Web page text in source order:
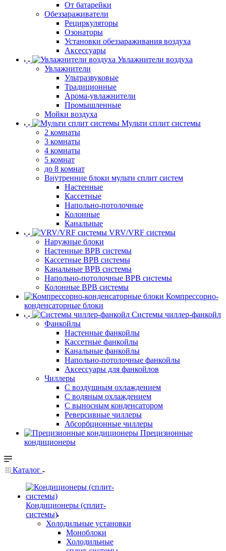
От батарейки
Обеззараживатели
Рециркуляторы
Озонаторы
Установки обеззараживания воздуха
Аксессуары
Увлажнители воздуха
Увлажнители
Ультразвуковые
Традиционные
Арома-увлажнители
Промышленные
Мойки воздуха
Мульти сплит системы
2 комнаты
3 комнаты
4 комнаты
5 комнат
до 8 комнат
Внутренние блоки мульти сплит систем
Настенные
Кассетные
Напольно-потолочные
Колонные
Канальные
VRV/VRF системы
Наружные блоки
Настенные ВРВ системы
Кассетные ВРВ системы
Канальные ВРВ системы
Напольно-потолочные ВРВ системы
Колонные ВРВ системы
Компрессорно-
конденсаторные блоки
Системы чиллер-фанкойл
Фанкойлы
Настенные фанкойлы
Кассетные фанкойлы
Канальные фанкойлы
Напольно-потолочные фанкойлы
Аксессуары для фанкойлов
Чиллеры
С воздушным охлаждением
С водяным охлаждением
С выносным конденсатором
Реверсивные чиллеры
Абсорбционные чиллеры
Прецизионные
кондиционеры
Каталог
Кондиционеры (сплит-
системы)
Холодильные установки
Моноблоки
Холодильные